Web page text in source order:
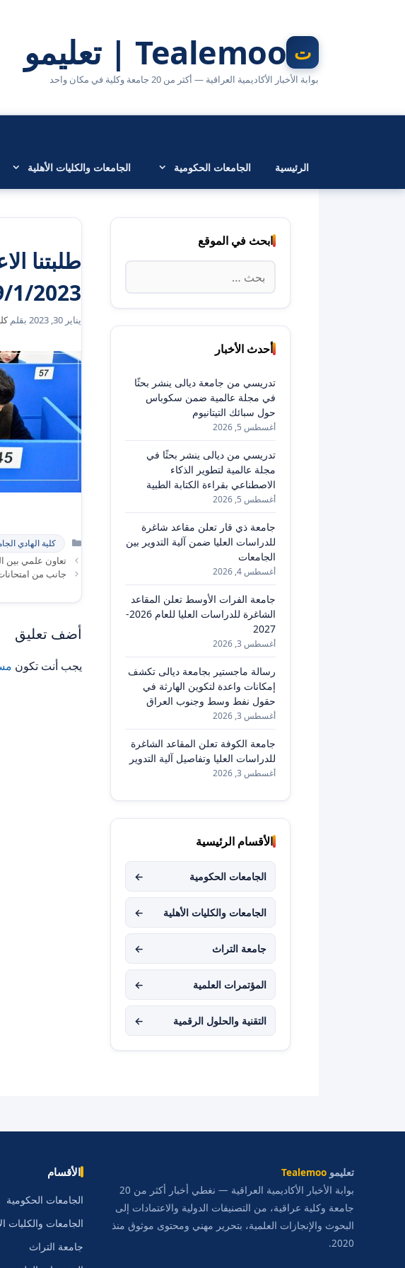
Tealemoo | تعليمو
بوابة الأخبار الأكاديمية العراقية — أكثر من 20 جامعة وكلية في مكان واحد
الرئيسية الجامعات الحكومية الجامعات والكليات الأهلية
طلبتنا
1/2023
يناير 30, 2023 بقلم
التصنيفات
كلية الهادي
تعاون علمي بين
جانب من امتحانات
أضف تعليق
يجب أنت تكون
ابحث في الموقع
البحث
عن:
أحدث الأخبار
تدريسي من جامعة ديالى ينشر بحثًا
في مجلة عالمية ضمن سكوباس
حول سبائك التيتانيوم
أغسطس 5, 2026
تدريسي من ديالى ينشر بحثًا في
مجلة عالمية لتطوير الذكاء
الاصطناعي بقراءة الكتابة الطبية
أغسطس 5, 2026
جامعة ذي قار تعلن مقاعد شاغرة
للدراسات العليا ضمن آلية التدوير بين
الجامعات
أغسطس 4, 2026
جامعة الفرات الأوسط تعلن المقاعد
الشاغرة للدراسات العليا للعام 2026-
2027
أغسطس 3, 2026
رسالة ماجستير بجامعة ديالى تكشف
إمكانات واعدة لتكوين الهارثة في
حقول نفط وسط وجنوب العراق
أغسطس 3, 2026
جامعة الكوفة تعلن المقاعد الشاغرة
للدراسات العليا وتفاصيل آلية التدوير
أغسطس 3, 2026
الأقسام الرئيسية
الجامعات الحكومية ←
الجامعات والكليات الأهلية ←
جامعة التراث ←
المؤتمرات العلمية ←
التقنية والحلول الرقمية ←
تعليمو Tealemoo
بوابة الأخبار الأكاديمية العراقية — نغطي أخبار أكثر من 20
جامعة وكلية عراقية، من التصنيفات الدولية والاعتمادات إلى
البحوث والإنجازات العلمية، بتحرير مهني ومحتوى موثوق منذ
2020.
الأقسام
الجامعات الحكومية
الجامعات والكليات
جامعة التراث